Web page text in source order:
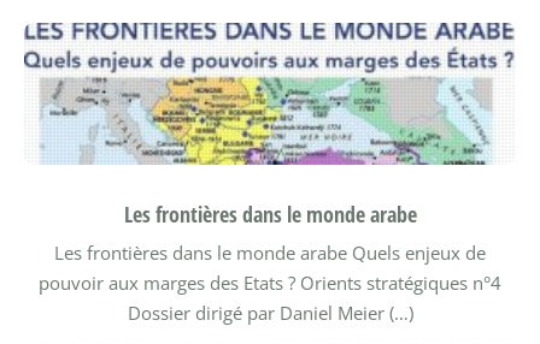
Les frontières dans le monde arabe
Les frontières dans le monde arabe Quels enjeux de
pouvoir aux marges des Etats ? Orients stratégiques n°4
Dossier dirigé par Daniel Meier (…)